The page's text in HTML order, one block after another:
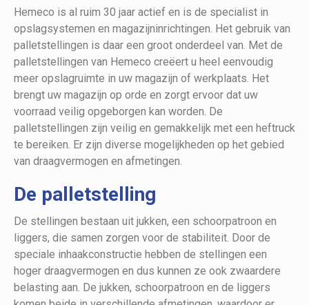
Hemeco is al ruim 30 jaar actief en is de specialist in
opslagsystemen en magazijninrichtingen. Het gebruik van
palletstellingen is daar een groot onderdeel van. Met de
palletstellingen van Hemeco creëert u heel eenvoudig
meer opslagruimte in uw magazijn of werkplaats. Het
brengt uw magazijn op orde en zorgt ervoor dat uw
voorraad veilig opgeborgen kan worden. De
palletstellingen zijn veilig en gemakkelijk met een heftruck
te bereiken. Er zijn diverse mogelijkheden op het gebied
van draagvermogen en afmetingen.
De palletstelling
De stellingen bestaan uit jukken, een schoorpatroon en
liggers, die samen zorgen voor de stabiliteit. Door de
speciale inhaakconstructie hebben de stellingen een
hoger draagvermogen en dus kunnen ze ook zwaardere
belasting aan. De jukken, schoorpatroon en de liggers